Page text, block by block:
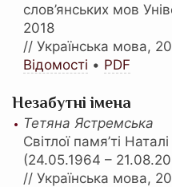
слов’янських мов
2018
// Українська мова,
Відомості • PDF
Незабутні імена
Тетяна Ястремська
Світлої памя’ті
(24.05.1964 –
// Українська мова,